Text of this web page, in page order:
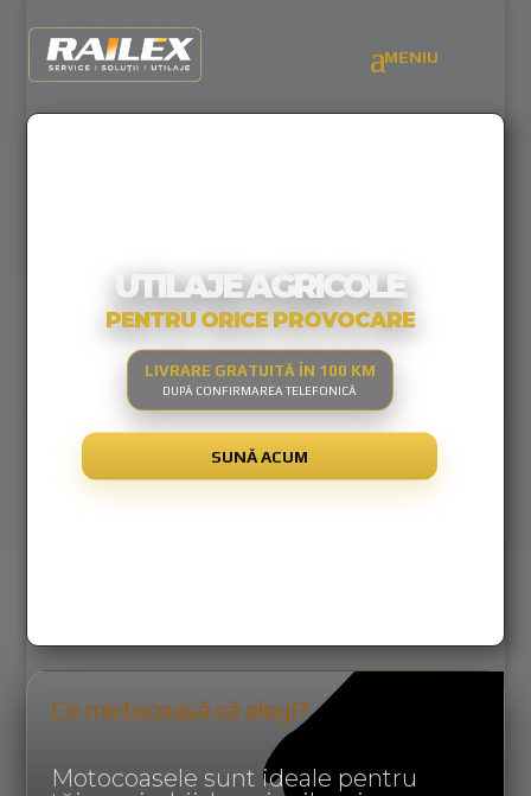
UTILAJE AGRICOLE
PENTRU ORICE PROVOCARE
LIVRARE GRATUITĂ ÎN 100 KM
DUPĂ CONFIRMAREA TELEFONICĂ
SUNĂ ACUM
Ce motocoasă să alegi?
Motocoasele sunt ideale pentru